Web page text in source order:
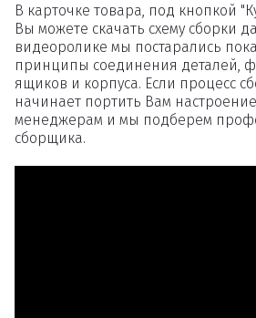
В карточке товара, под кнопкой
Вы можете скачать схему сборки
видеоролике мы постарались
принципы соединения деталей,
ящиков и корпуса. Если процесс
начинает портить Вам
менеджерам и мы подберем
сборщика.